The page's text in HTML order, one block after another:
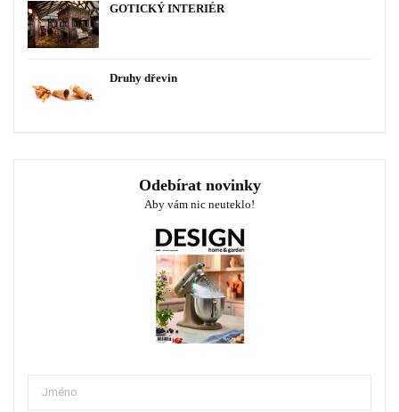
GOTICKÝ INTERIÉR
Druhy dřevin
Odebírat novinky
Aby vám nic neuteklo!